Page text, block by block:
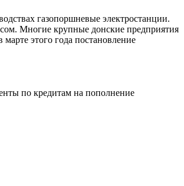
газопоршневые электростанции.
Многие крупные донские предприятия
этого года постановление
по кредитам на пополнение